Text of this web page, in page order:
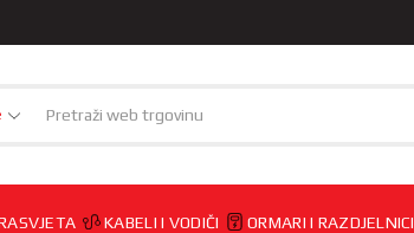
KABELI I VODIČI ORMARI I RAZDJELNICI